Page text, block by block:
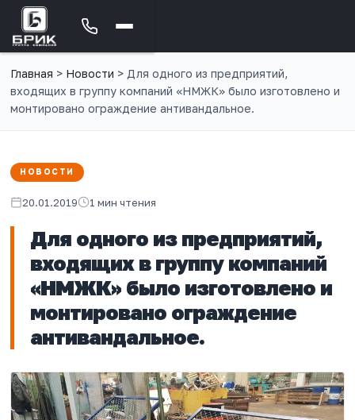
Главная > Новости > Для одного из предприятий,
входящих в группу компаний «НМЖК» было изготовлено и
монтировано ограждение антивандальное.
НОВОСТИ
20.01.2019 1 мин чтения
Для одного из предприятий,
входящих в группу компаний
«НМЖК» было изготовлено и
монтировано ограждение
антивандальное.